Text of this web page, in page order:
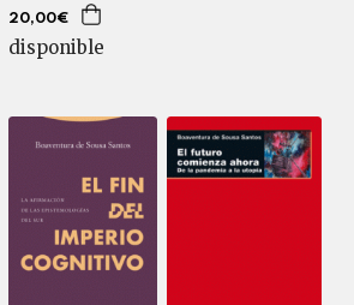
20,00€
disponible